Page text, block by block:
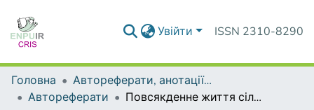
Увійти ISSN 2310-8290
Головна
Автореферати, анотації до дисертацій та дисертації
Автореферати
Повсякденне життя сільського населення етноспільнот Півдня України (20-ті - перша половина 30-х рр. ХХ ст.)